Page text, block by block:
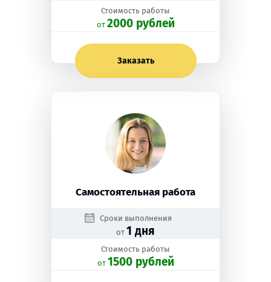
Стоимость работы
oт 2000 рублей
Заказать
Самостоятельная работа
Сроки выполнения
от 1 дня
Стоимость работы
oт 1500 рублей